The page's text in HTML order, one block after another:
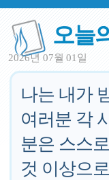
오늘
2026년 07월 01일
나는 내가
여러분 각
분은 스스
것 이상으